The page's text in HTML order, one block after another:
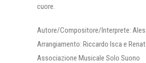
cuore.
Autore/Compositore/Interprete:
Arrangiamento: Riccardo Isca e
Associazione Musicale Solo Suono